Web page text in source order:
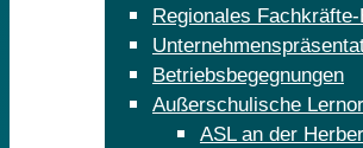
Regionales
Betriebsbegegnungen
Außerschulische
ASL an der